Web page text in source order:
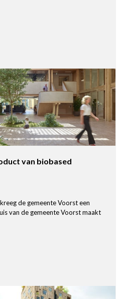
van biobased
de gemeente Voorst een
van de gemeente Voorst maakt